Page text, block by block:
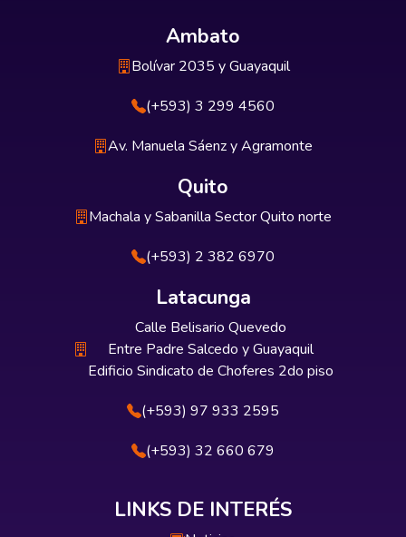
Ambato
Bolívar 2035 y Guayaquil
(+593) 3 299 4560
Av. Manuela Sáenz y Agramonte
Quito
Machala y Sabanilla Sector Quito norte
(+593) 2 382 6970
Latacunga
Calle Belisario Quevedo
Entre Padre Salcedo y Guayaquil
Edificio Sindicato de Choferes 2do piso
(+593) 97 933 2595
(+593) 32 660 679
LINKS DE INTERÉS